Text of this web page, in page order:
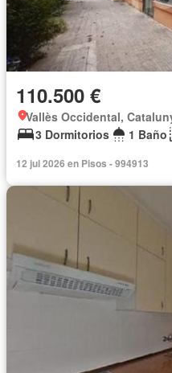
110.500 €
Vallès Occidental,
3 Dormitorios
1 Baño
12 jul 2026 en Pisos - 994913